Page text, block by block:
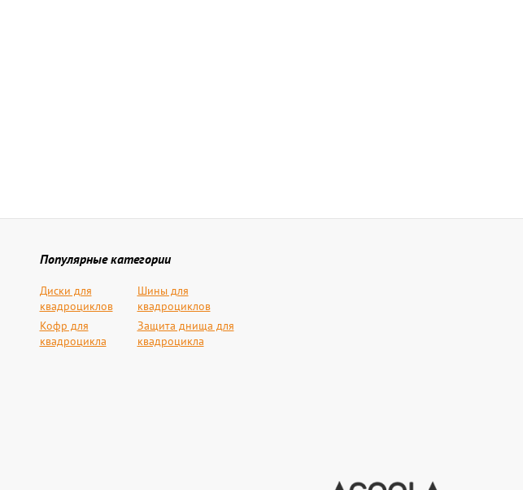
Популярные категории
Диски для
квадроциклов
Шины для
квадроциклов
Кофр для
квадроцикла
Защита днища для
квадроцикла